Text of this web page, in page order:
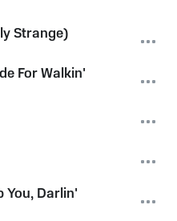
Strange)
For Walkin'
You, Darlin'